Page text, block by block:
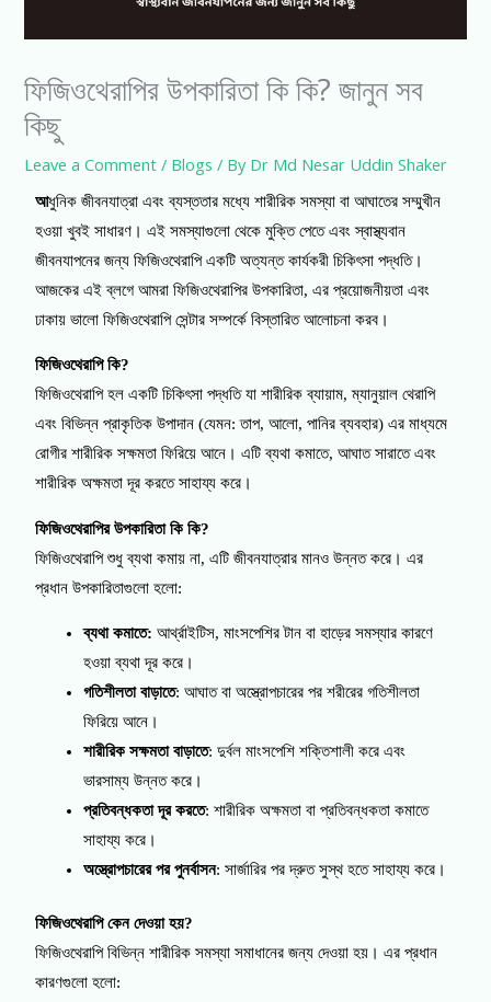
ফিজিওথেরাপির উপকারিতা কি কি? জানুন সব
কিছু
Leave a Comment / Blogs / By Dr Md Nesar Uddin Shaker
আধুনিক জীবনযাত্রা এবং ব্যস্ততার মধ্যে শারীরিক সমস্যা বা আঘাতের সম্মুখীন
হওয়া খুবই সাধারণ। এই সমস্যাগুলো থেকে মুক্তি পেতে এবং স্বাস্থ্যবান
জীবনযাপনের জন্য ফিজিওথেরাপি একটি অত্যন্ত কার্যকরী চিকিৎসা পদ্ধতি।
আজকের এই ব্লগে আমরা ফিজিওথেরাপির উপকারিতা, এর প্রয়োজনীয়তা এবং
ঢাকায় ভালো ফিজিওথেরাপি সেন্টার সম্পর্কে বিস্তারিত আলোচনা করব।
ফিজিওথেরাপি কি?
ফিজিওথেরাপি হল একটি চিকিৎসা পদ্ধতি যা শারীরিক ব্যায়াম, ম্যানুয়াল থেরাপি
এবং বিভিন্ন প্রাকৃতিক উপাদান (যেমন: তাপ, আলো, পানির ব্যবহার) এর মাধ্যমে
রোগীর শারীরিক সক্ষমতা ফিরিয়ে আনে। এটি ব্যথা কমাতে, আঘাত সারাতে এবং
শারীরিক অক্ষমতা দূর করতে সাহায্য করে।
ফিজিওথেরাপির উপকারিতা কি কি?
ফিজিওথেরাপি শুধু ব্যথা কমায় না, এটি জীবনযাত্রার মানও উন্নত করে। এর
প্রধান উপকারিতাগুলো হলো:
ব্যথা কমাতে: আর্থ্রাইটিস, মাংসপেশির টান বা হাড়ের সমস্যার কারণে
হওয়া ব্যথা দূর করে।
গতিশীলতা বাড়াতে: আঘাত বা অস্ত্রোপচারের পর শরীরের গতিশীলতা
ফিরিয়ে আনে।
শারীরিক সক্ষমতা বাড়াতে: দুর্বল মাংসপেশি শক্তিশালী করে এবং
ভারসাম্য উন্নত করে।
প্রতিবন্ধকতা দূর করতে: শারীরিক অক্ষমতা বা প্রতিবন্ধকতা কমাতে
সাহায্য করে।
অস্ত্রোপচারের পর পুনর্বাসন: সার্জারির পর দ্রুত সুস্থ হতে সাহায্য করে।
ফিজিওথেরাপি কেন দেওয়া হয়?
ফিজিওথেরাপি বিভিন্ন শারীরিক সমস্যা সমাধানের জন্য দেওয়া হয়। এর প্রধান
কারণগুলো হলো: